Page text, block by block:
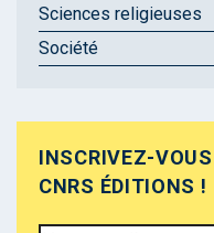
Sciences religieuses
Société
INSCRIVEZ-
CNRS ÉDITIONS !